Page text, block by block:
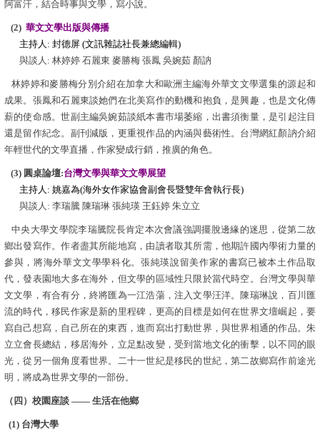
阿富汗，結合時事與文學，寫小說。
(2) 華文文學出版與傳播
主持人: 封德屏 (文訊雜誌社長兼總編輯)
與談人: 林婷婷 石麗東 麥勝梅 張鳳 吳婉茹 顏訥
林婷婷和麥勝梅分別介紹在加拿大和歐洲主編海外華文文學選集的源起和
成果。張鳳和石麗東談她們在北美寫作的動機和抱負，是興趣，也是文化傳
薪的使命感。世副主編吳婉茹談紙本書市場萎縮，出書須衡量，是引起注目
還是留作紀念。副刊減版，更重視作品的內涵與藝術性。台灣網紅顏訥介紹
年輕世代的文學直播，作家變成行銷，推廣的角色。
(3) 圓桌論壇:台灣文學與華文文學展望
主持人: 姚嘉為(海外女作家協會副會長暨雙年會執行長)
與談人: 李瑞騰 陳瑞琳 張純瑛 王鈺婷 朱立立
中央大學文學院李瑞騰院長肯定本次會議強調擺脫邊緣的迷思，從第二故
鄉出發寫作。作者盡其所能地寫，由讀者取其所需，他期許國內學術力量的
參與， 將海外華文文學學科化。張純瑛說 留美作家的書寫已被本土作品取
代，發表園地大多在海外，但文學的區域性只限於當代時空。台灣文學與華
文文學，有合有分，終將匯為一江浩蕩，注入文學汪洋。 陳瑞琳說，百川匯
流的時代，移民作家是新的里程碑，更高的目標是如何在世界文壇崛起，要
寫自己想寫，自己所在的東西，進而寫出打動世界，與世界相通的作品。 朱
立立會長總結，移居海外，立足點改變，受到當地文化的衝擊，以不同的眼
光，從另一個角度看世界。二十一世紀是移民的世紀，第二故鄉寫作前途光
明 ，將成為世界文學的一部份。
（四）校園座談 —— 生活在他鄉
(1) 台灣大學